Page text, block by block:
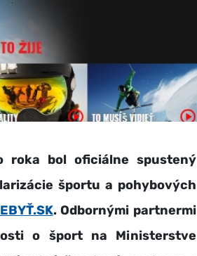
bol oficiálne spustený
športu a pohybových
. Odbornými partnermi
o šport na Ministerstve